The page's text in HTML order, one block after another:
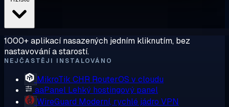
1000+ aplikací nasazených jedním kliknutím, bez
nastavování a starostí.
NEJČASTĚJI INSTALOVÁNO
MikroTik CHR RouterOS v cloudu
aaPanel Lehký hostingový panel
WireGuard Moderní, rychlé jádro VPN